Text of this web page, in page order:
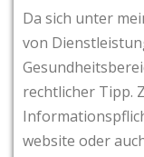
Da sich unter
von
rechtlicher Tipp.
website oder